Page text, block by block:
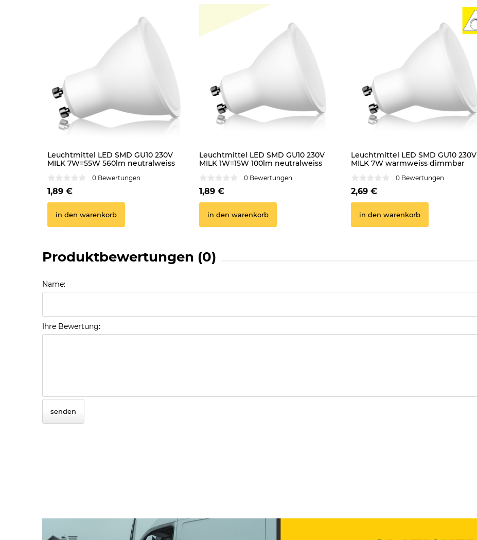
Leuchtmittel LED SMD GU10 230V
MILK 7W=55W 560lm neutralweiss
0 Bewertungen
1,89 €
in den warenkorb
Leuchtmittel LED SMD GU10 230V
MILK 1W=15W 100lm neutralweiss
0 Bewertungen
1,89 €
in den warenkorb
Leuchtmittel LED SMD GU10 230V
MILK 7W warmweiss dimmbar
0 Bewertungen
2,69 €
in den warenkorb
Produktbewertungen (0)
Name:
Ihre Bewertung:
senden